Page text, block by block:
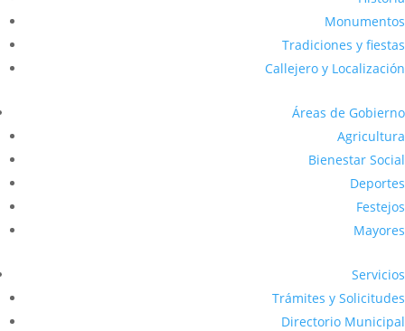
Monumentos
Tradiciones y fiestas
Callejero y Localización
Áreas de Gobierno
Agricultura
Bienestar Social
Deportes
Festejos
Mayores
Servicios
Trámites y Solicitudes
Directorio Municipal